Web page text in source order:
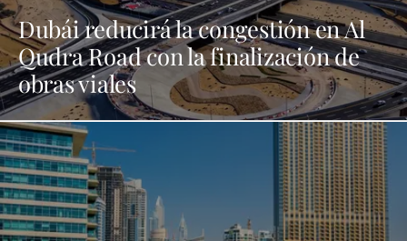
Dubái reducirá la congestión en Al
Qudra Road con la finalización de
obras viales